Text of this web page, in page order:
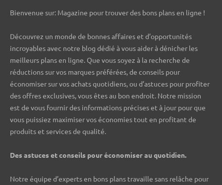
Bienvenue sur: Magazine pour trouver des bons plans en ligne !
Découvrez un monde de bonnes affaires et d’opportunités
incroyables avec notre blog dédié à vous aider à dénicher les
meilleurs plans en ligne. Que vous soyez à la recherche de
réductions sur vos marques préférées, de conseils pour
économiser sur vos achats quotidiens, ou d’astuces pour profiter
des offres exclusives, vous êtes au bon endroit. Notre mission
est de vous fournir des informations précises et à jour pour que
vous puissiez maximiser vos économies tout en profitant de
produits et services de qualité.
Des astuces et conseils pour économiser au quotidien.
Notre équipe d’experts en bons plans travaille sans relâche pour